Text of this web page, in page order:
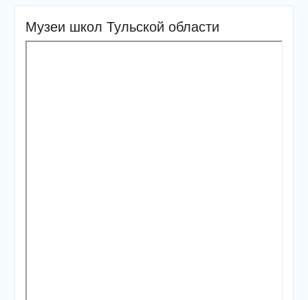
Музеи школ Тульской области